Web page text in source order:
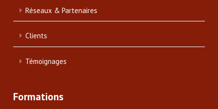
Réseaux & Partenaires
Clients
Témoignages
Formations